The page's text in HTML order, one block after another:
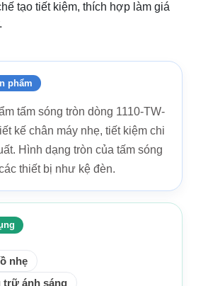
tạo tiết kiệm, thích hợp làm giá
phẩm
tấm sóng tròn dòng 1110-TW-
kế chân máy nhẹ, tiết kiệm chi
Hình dạng tròn của tấm sóng
thiết bị như kệ đèn.
nhẹ
trữ ánh sáng